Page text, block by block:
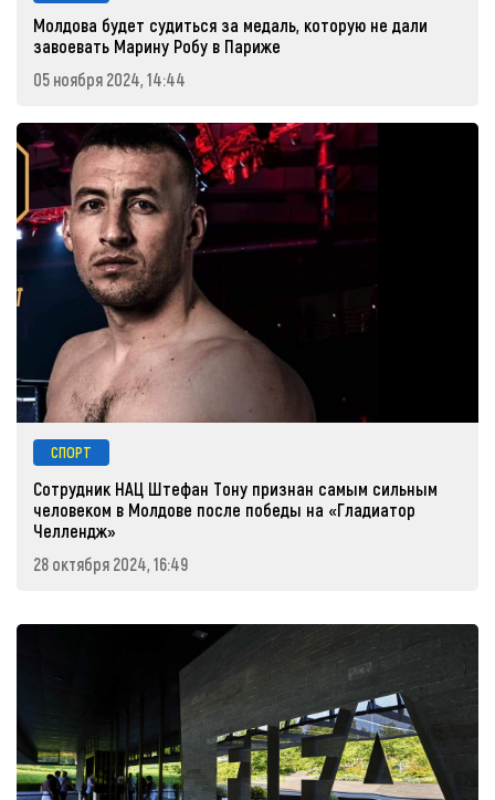
Молдова будет судиться за медаль, которую не дали
завоевать Марину Робу в Париже
05 ноября 2024, 14:44
СПОРТ
Сотрудник НАЦ Штефан Тону признан самым сильным
человеком в Молдове после победы на «Гладиатор
Челлендж»
28 октября 2024, 16:49